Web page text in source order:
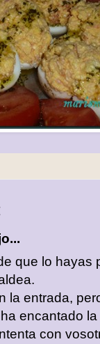
que lo hayas
la entrada,
encantado
con